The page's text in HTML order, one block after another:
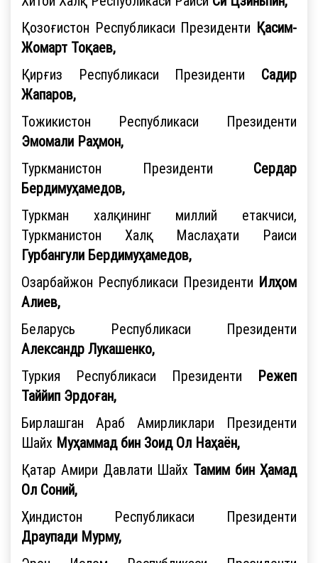
Қозоғистон Республикаси Президенти Қасим-
Жомарт Тоқаев,
Қирғиз Республикаси Президенти Садир
Жапаров,
Тожикистон Республикаси Президенти
Эмомали Раҳмон,
Туркманистон Президенти Сердар
Бердимуҳамедов,
Туркман халқининг миллий етакчиси,
Туркманистон Халқ Маслаҳати Раиси
Гурбангули Бердимуҳамедов,
Озарбайжон Республикаси Президенти Илҳом
Алиев,
Беларусь Республикаси Президенти
Александр Лукашенко,
Туркия Республикаси Президенти Режеп
Таййип Эрдоған,
Бирлашган Араб Амирликлари Президенти
Шайх Муҳаммад бин Зоид Ол Наҳаён,
Қатар Амири Давлати Шайх Тамим бин Ҳамад
Ол Соний,
Ҳиндистон Республикаси Президенти
Драупади Мурму,